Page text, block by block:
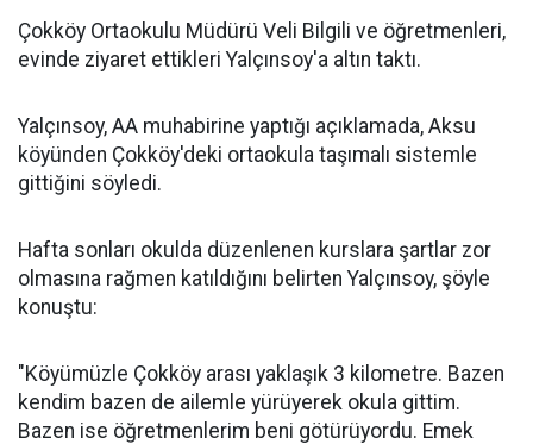
Çokköy Ortaokulu Müdürü Veli Bilgili ve öğretmenleri,
evinde ziyaret ettikleri Yalçınsoy'a altın taktı.
Yalçınsoy, AA muhabirine yaptığı açıklamada, Aksu
köyünden Çokköy'deki ortaokula taşımalı sistemle
gittiğini söyledi.
Hafta sonları okulda düzenlenen kurslara şartlar zor
olmasına rağmen katıldığını belirten Yalçınsoy, şöyle
konuştu:
"Köyümüzle Çokköy arası yaklaşık 3 kilometre. Bazen
kendim bazen de ailemle yürüyerek okula gittim.
Bazen ise öğretmenlerim beni götürüyordu. Emek